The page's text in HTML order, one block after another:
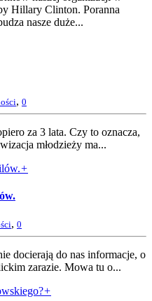
Hillary Clinton. Poranna
nasze duże...
, 0
za 3 lata. Czy to oznacza,
młodzieży ma...
+
, 0
docierają do nas informacje, o
zarazie. Mowa tu o...
+